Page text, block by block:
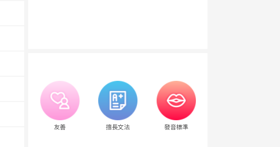
友善 擅長文法 發音標準